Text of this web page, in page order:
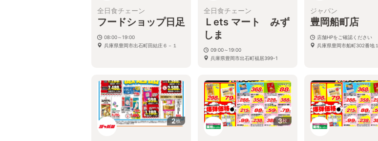
全日食チェーン
フードショップ日足
08:00～19:00
兵庫県豊岡市出石町田結庄６－１
全日食チェーン
Ｌets マート みず
しま
09:00～19:00
兵庫県豊岡市出石町福居399-1
ジャパン
豊岡船町店
店舗HPをご確認ください
兵庫県豊岡市船町302番地１
2枚 3枚